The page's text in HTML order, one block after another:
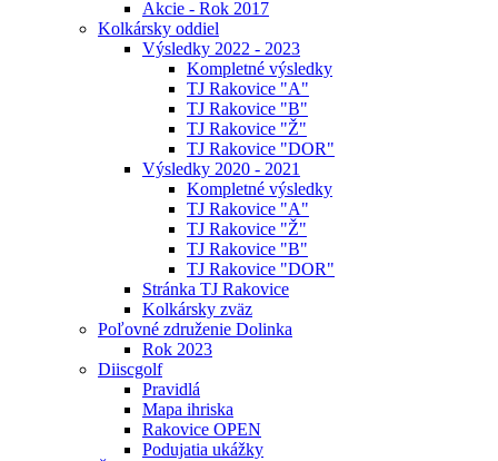
Akcie - Rok 2017
Kolkársky oddiel
Výsledky 2022 - 2023
Kompletné výsledky
TJ Rakovice "A"
TJ Rakovice "B"
TJ Rakovice "Ž"
TJ Rakovice "DOR"
Výsledky 2020 - 2021
Kompletné výsledky
TJ Rakovice "A"
TJ Rakovice "Ž"
TJ Rakovice "B"
TJ Rakovice "DOR"
Stránka TJ Rakovice
Kolkársky zväz
Poľovné združenie Dolinka
Rok 2023
Diiscgolf
Pravidlá
Mapa ihriska
Rakovice OPEN
Podujatia ukážky